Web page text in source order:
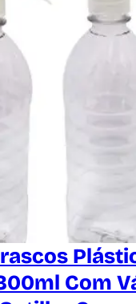
Com